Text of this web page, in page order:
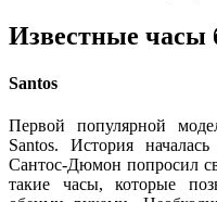
Известные часы
Santos
Первой популярной
Santos. История
Сантос-Дюмон попросил
такие часы, которые